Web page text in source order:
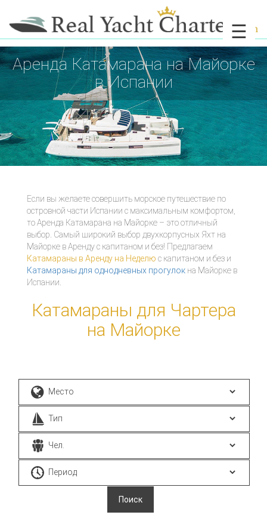
☰
Аренда Катамарана на Майорке
в Испании
Если вы желаете совершить морское путешествие по
островной части Испании с максимальным комфортом,
то Аренда Катамарана на Майорке – это отличный
выбор. Самый широкий выбор двухкорпусных Яхт на
Майорке в Аренду с капитаном и без! Предлагаем
Катамараны в Аренду на Неделю с капитаном и без и
Катамараны для однодневных прогулок на Майорке в
Испании.
Катамараны для Чартера
на Майорке